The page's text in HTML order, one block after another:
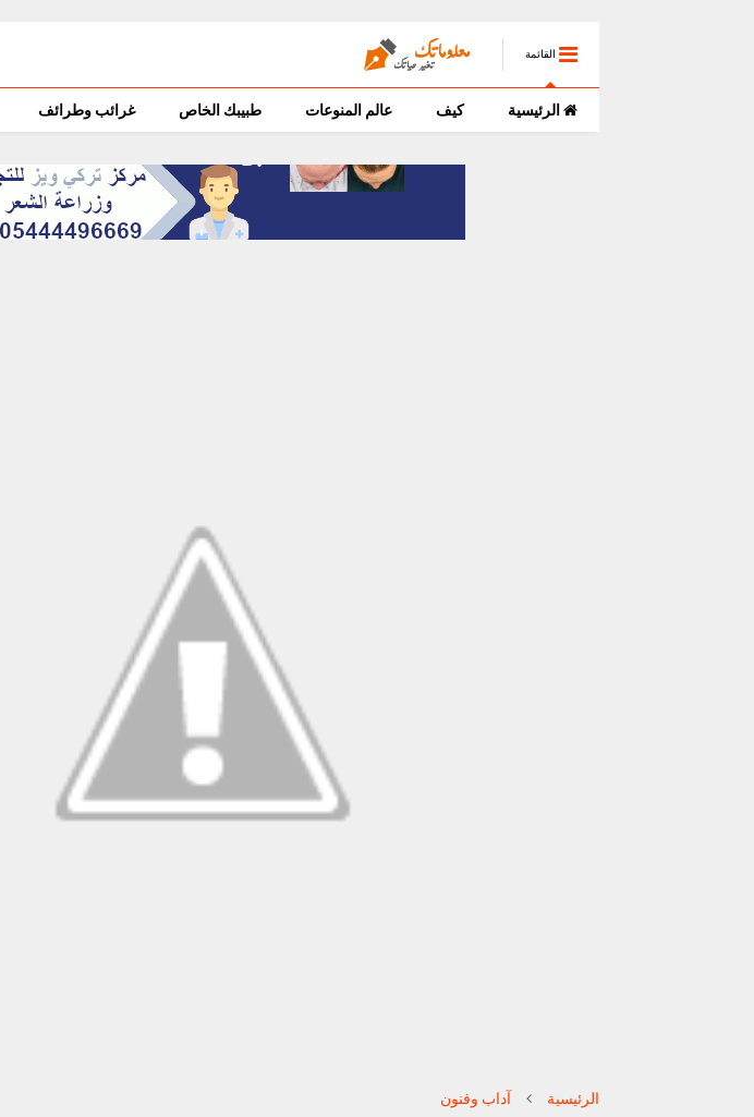
القائمة
الرئيسية كيف عالم المنوعات طبيبك الخاص غرائب وطرائف
الرئيسية آداب وفنون